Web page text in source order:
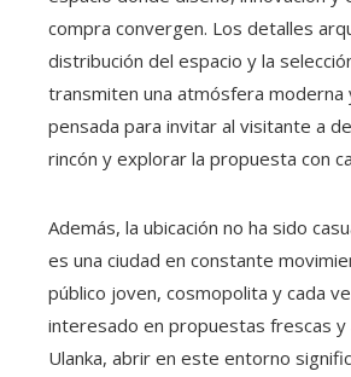
compra convergen. Los detalles
distribución del espacio y la
transmiten una atmósfera moderna
pensada para invitar al visitante a
rincón y explorar la propuesta con
Además, la ubicación no ha sido
es una ciudad en constante
público joven, cosmopolita y cada
interesado en propuestas frescas y
Ulanka, abrir en este entorno